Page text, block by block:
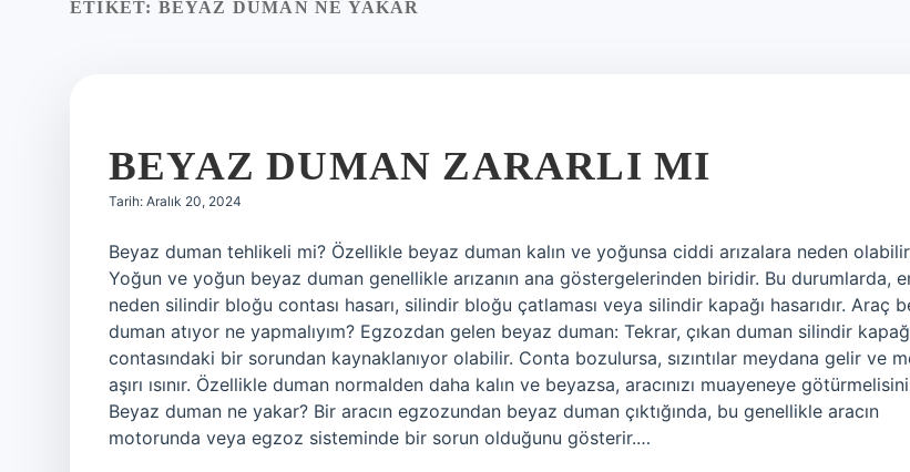
ETIKET: BEYAZ DUMAN NE YAKAR
BEYAZ DUMAN ZARARLI MI
Tarih: Aralık 20, 2024
Beyaz duman tehlikeli mi? Özellikle beyaz duman kalın ve yoğunsa ciddi arızalara neden
Yoğun ve yoğun beyaz duman genellikle arızanın ana göstergelerinden biridir. Bu durumlarda,
neden silindir bloğu contası hasarı, silindir bloğu çatlaması veya silindir kapağı hasarıdır. Araç
duman atıyor ne yapmalıyım? Egzozdan gelen beyaz duman: Tekrar, çıkan duman silindir
contasındaki bir sorundan kaynaklanıyor olabilir. Conta bozulursa, sızıntılar meydana gelir ve
aşırı ısınır. Özellikle duman normalden daha kalın ve beyazsa, aracınızı muayeneye
Beyaz duman ne yakar? Bir aracın egzozundan beyaz duman çıktığında, bu genellikle aracın
motorunda veya egzoz sisteminde bir sorun olduğunu gösterir.…